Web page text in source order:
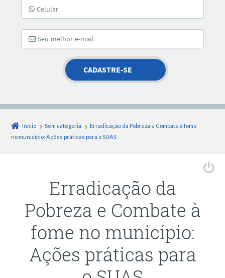
Início Sem categoria
Erradicação da Pobreza e Combate à fome
no município: Ações práticas para o SUAS
Erradicação da
Pobreza e Combate à
fome no município:
Ações práticas para